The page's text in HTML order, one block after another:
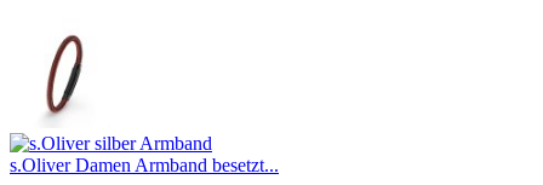
s.Oliver Damen Armband besetzt...